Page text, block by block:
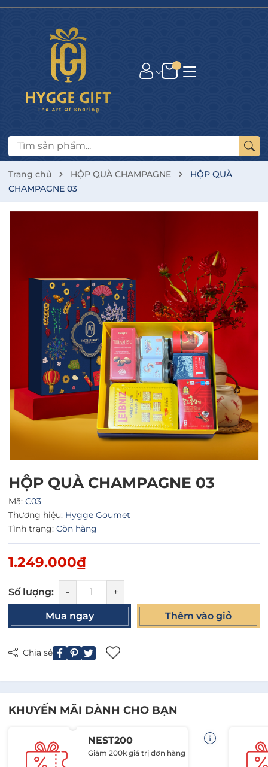
Trang chủ HỘP QUÀ CHAMPAGNE
HỘP QUÀ
CHAMPAGNE 03
HỘP QUÀ CHAMPAGNE 03
Mã: C03
Thương hiệu: Hygge Goumet
Tình trạng: Còn hàng
1.249.000₫
Số lượng: - +
Mua ngay Thêm vào giỏ
Chia sẻ
KHUYẾN MÃI DÀNH CHO BẠN
NEST200
Giảm 200k giá trị đơn hàng
Mã giảm giá:
Ngày hết hạn: